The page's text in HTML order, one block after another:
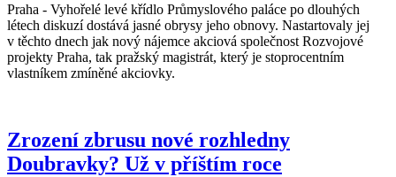
Praha - Vyhořelé levé křídlo Průmyslového paláce po dlouhých
létech diskuzí dostává jasné obrysy jeho obnovy. Nastartovaly jej
v těchto dnech jak nový nájemce akciová společnost Rozvojové
projekty Praha, tak pražský magistrát, který je stoprocentním
vlastníkem zmíněné akciovky.
Zrození zbrusu nové rozhledny
Doubravky? Už v příštím roce